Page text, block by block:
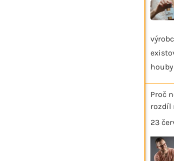
Proč
rozdíl
23